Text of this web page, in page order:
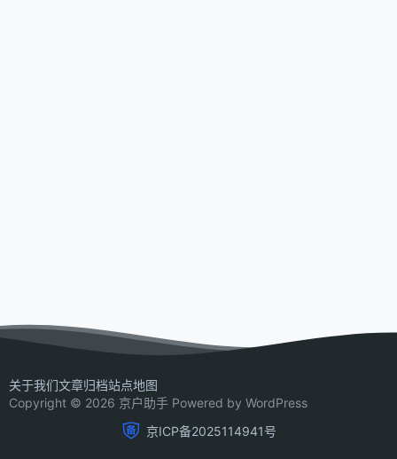
关于我们文章归档站点地图
Copyright © 2026 京户助手 Powered by WordPress
京ICP备2025114941号